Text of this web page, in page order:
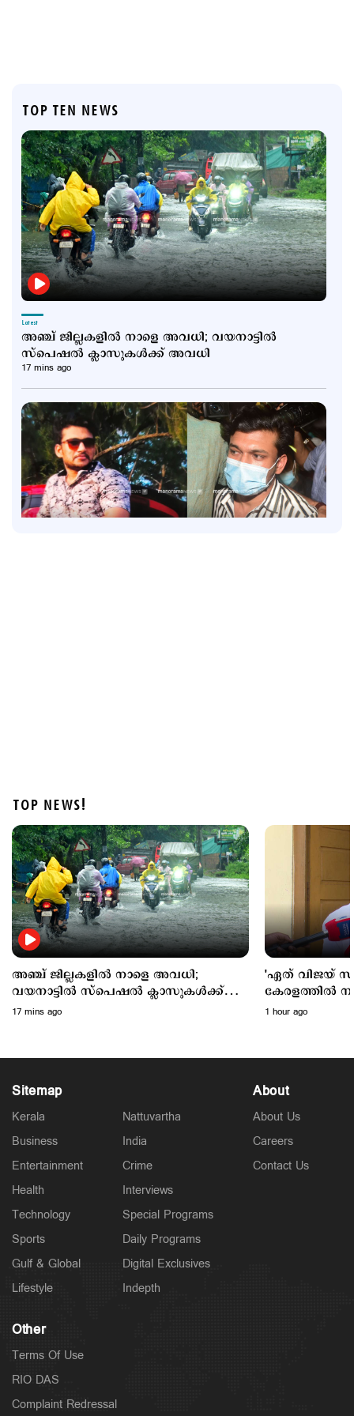
TOP TEN NEWS
Latest
അഞ്ച് ജില്ലകളില്‍ നാളെ അവധി; വയനാട്ടില്‍
സ്പെഷല്‍ ക്ലാസുകള്‍ക്ക് അവധി
17 mins ago
Latest
രണ്ടു ജില്ലകളില്‍ നാളെ അവധി; പരീക്ഷകൾക്ക്
മാറ്റമില്ല
1 hour ago
Police Stories
കടക്കുന്ന ചിത്രം പുറത്ത്; അരിച്ചുപെറുക്കി പൊലീസ്
2 hours ago
Latest
TOP NEWS!
അഞ്ച് ജില്ലകളില്‍ നാളെ അവധി;
വയനാട്ടില്‍ സ്പെഷല്‍ ക്ലാസുകള്‍ക്ക്
അവധി
17 mins ago
'ഏത് വിജയ്
കേരളത്തില്‍
വിഷയത്തില്‍
1 hour ago
Sitemap
Kerala
Business
Entertainment
Health
Technology
Sports
Gulf & Global
Lifestyle
Nattuvartha
India
Crime
Interviews
Special Programs
Daily Programs
Digital Exclusives
Indepth
About
About Us
Careers
Contact Us
Other
Terms Of Use
RIO DAS
Complaint Redressal